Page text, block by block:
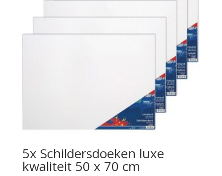
5x Schildersdoeken luxe
kwaliteit 50 x 70 cm